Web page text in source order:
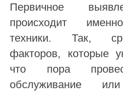
Первичное
происходит
техники. Так,
факторов, которые
что пора
обслуживание